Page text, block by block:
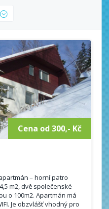
Cena od 300,- Kč
– horní patro
m2, dvě společenské
o 100m2. Apartmán má
Je obzvlášť vhodný pro